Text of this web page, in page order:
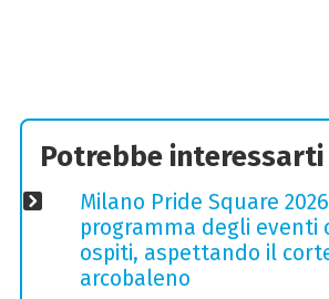
Potrebbe interessarti
Milano Pride Square
programma degli eventi
ospiti, aspettando il
arcobaleno